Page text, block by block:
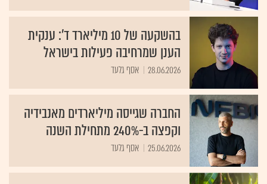
בהשקעה של 10 מיליארד ד': ענקית
הענן שמרחיבה פעילות בישראל
28.06.2026 אסף גלעד
החברה שגייסה מיליארדים מאנבידיה
וקפצה ב-240% מתחילת השנה
25.06.2026 אסף גלעד